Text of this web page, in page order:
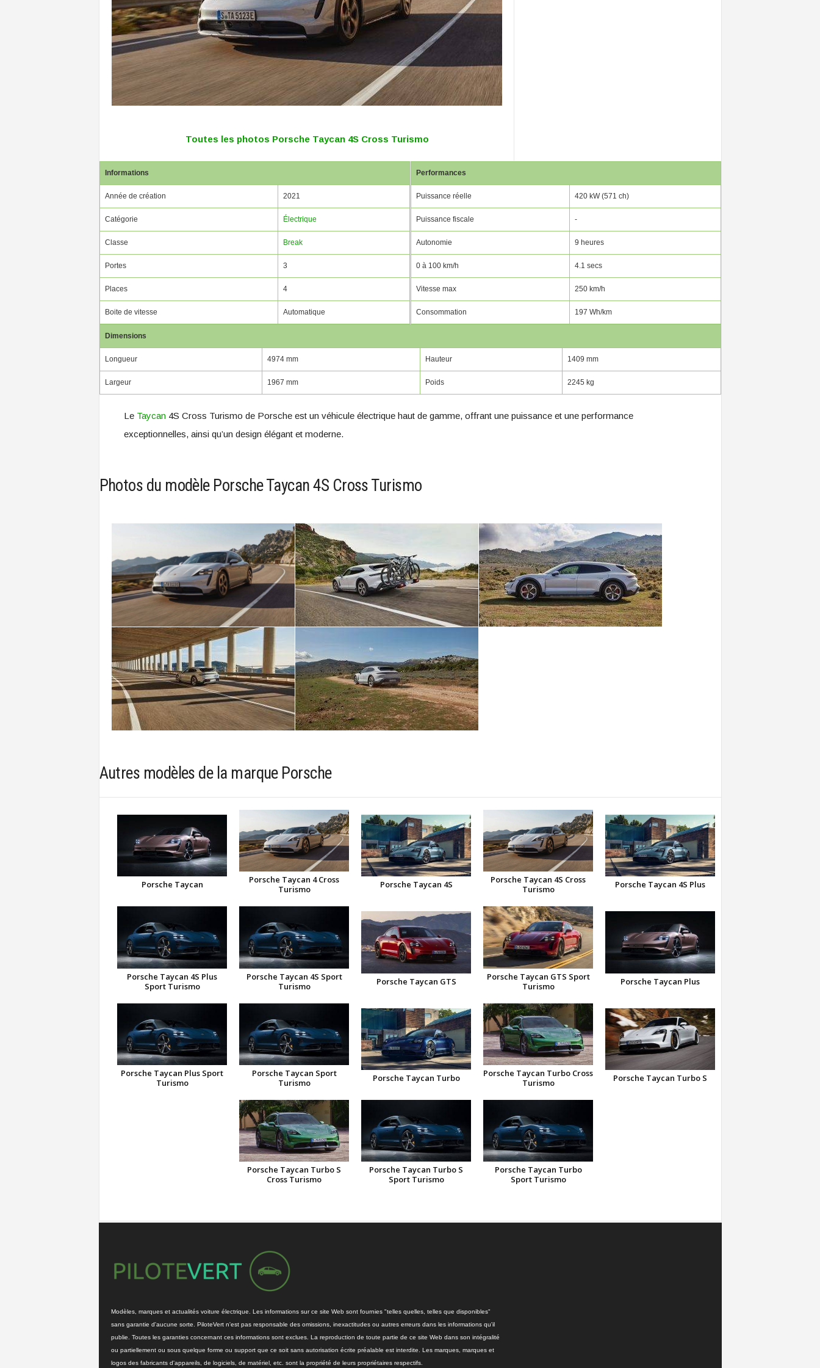
Toutes les photos Porsche Taycan 4S Cross Turismo
Informations
Année de création 2021
Catégorie Électrique
Classe Break
Portes 3
Places 4
Boite de vitesse Automatique
Performances
Puissance réelle 420 kW (571 ch)
Puissance fiscale -
Autonomie 9 heures
0 à 100 km/h 4.1 secs
Vitesse max 250 km/h
Consommation 197 Wh/km
Dimensions
Longueur 4974 mm Hauteur 1409 mm
Largeur 1967 mm Poids 2245 kg
Le Taycan4S Cross Turismo de Porsche est un véhicule électrique haut de gamme, offrant une puissance et une performance
exceptionnelles, ainsi qu’un design élégant et moderne.
Photos du modèle Porsche Taycan 4S Cross Turismo
Autres modèles de la marque Porsche
Porsche Taycan
Porsche Taycan 4 Cross
Turismo
Porsche Taycan 4S
Porsche Taycan 4S Cross
Turismo
Porsche Taycan 4S Plus
Porsche Taycan 4S Plus
Sport Turismo
Porsche Taycan 4S Sport
Turismo
Porsche Taycan GTS
Porsche Taycan GTS Sport
Turismo
Porsche Taycan Plus
Porsche Taycan Plus Sport
Turismo
Porsche Taycan Sport
Turismo
Porsche Taycan Turbo
Porsche Taycan Turbo Cross
Turismo
Porsche Taycan Turbo S
Porsche Taycan Turbo S
Cross Turismo
Porsche Taycan Turbo S
Sport Turismo
Porsche Taycan Turbo
Sport Turismo
Modèles, marques et actualités voiture électrique. Les informations sur ce site Web sont fournies "telles quelles, telles que disponibles"
sans garantie d'aucune sorte. PiloteVert n'est pas responsable des omissions, inexactitudes ou autres erreurs dans les informations qu'il
publie. Toutes les garanties concernant ces informations sont exclues. La reproduction de toute partie de ce site Web dans son intégralité
ou partiellement ou sous quelque forme ou support que ce soit sans autorisation écrite préalable est interdite. Les marques, marques et
logos des fabricants d'appareils, de logiciels, de matériel, etc. sont la propriété de leurs propriétaires respectifs.